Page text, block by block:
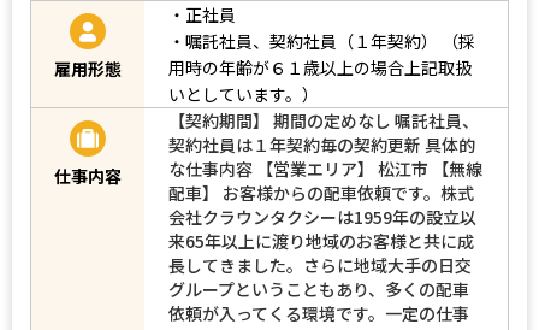
雇用形態
・正社員
・嘱託社員、契約社員（１年契約）
（採
用時の年齢が６１歳以上の場合上記取扱
いとしています。）
仕事内容
【契約期間】 期間の定めなし 嘱託社員、
契約社員は１年契約毎の契約更新 具体的
な仕事内容 【営業エリア】 松江市 【無線
配車】 お客様からの配車依頼です。株式
会社クラウンタクシーは1959年の設立以
来65年以上に渡り地域のお客様と共に成
長してきました。さらに地域大手の日交
グループということもあり、多くの配車
依頼が入ってくる環境です。一定の仕事